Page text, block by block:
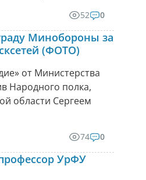
52 0
Минобороны за
(ФОТО)
от Министерства
Народного полка,
области Сергеем
74 0
УрФУ